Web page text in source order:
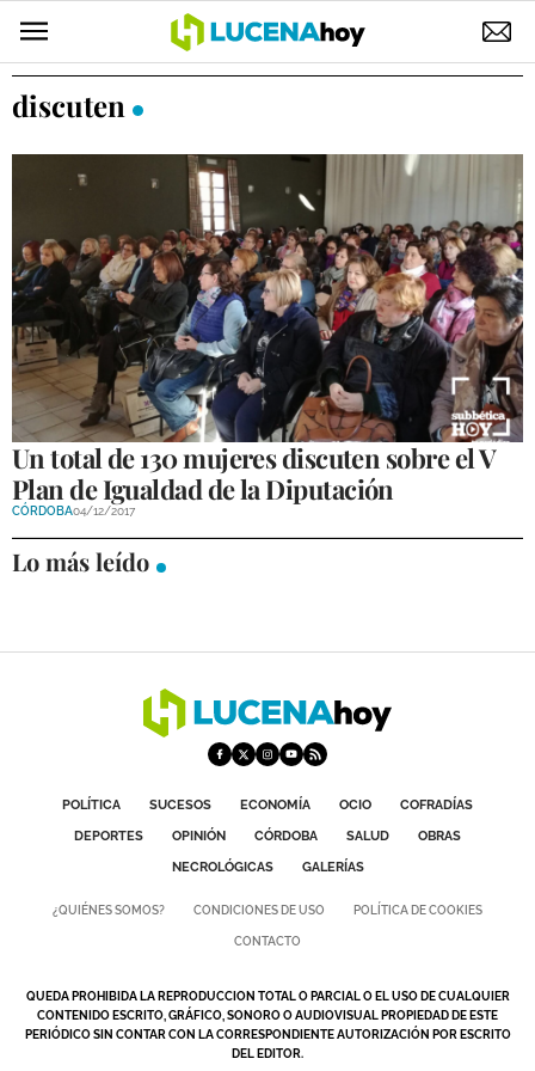
POLÍTICA
ELECCIONES
SUCESOS
ECONOMÍA
DESARROLLO LOCAL
LUCENA EMPRESAS
OCIO
COFRADÍAS
DEPORTES
DEPORTE BASE
VENTANA CIUDADANA
CÓRDOBA
OBRAS
discuten
Un total de 130 mujeres discuten sobre el V
Plan de Igualdad de la Diputación
CÓRDOBA04/12/2017
Lo más leído
POLÍTICA SUCESOS ECONOMÍA OCIO
COFRADÍAS
DEPORTES
OPINIÓN CÓRDOBA SALUD
OBRAS
NECROLÓGICAS
GALERÍAS
¿QUIÉNES SOMOS? CONDICIONES DE USO POLÍTICA DE COOKIES
CONTACTO
QUEDA PROHIBIDA LA REPRODUCCION TOTAL O PARCIAL O EL USO DE CUALQUIER
CONTENIDO ESCRITO, GRÁFICO, SONORO O AUDIOVISUAL PROPIEDAD DE ESTE
PERIÓDICO SIN CONTAR CON LA CORRESPONDIENTE AUTORIZACIÓN POR ESCRITO
DEL EDITOR.